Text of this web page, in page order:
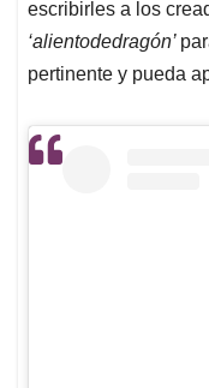
escribirles a los
‘alientodedragón’
pertinente y pueda